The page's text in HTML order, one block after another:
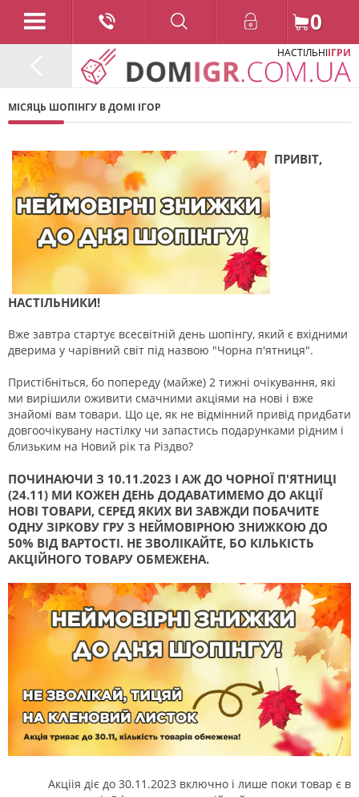
0
НАСТІЛЬНІІГРИ
МІСЯЦЬ ШОПІНГУ В ДОМІ ІГОР
ПРИВІТ,
НАСТІЛЬНИКИ!
Вже завтра стартує всесвітній день шопінгу, який є вхідними
дверима у чарівний світ під назвою "Чорна п'ятниця".
Пристібніться, бо попереду (майже) 2 тижні очікування, які
ми вирішили оживити смачними акціями на нові і вже
знайомі вам товари. Що це, як не відмінний привід придбати
довгоочікувану настілку чи запастись подарунками рідним і
близьким на Новий рік та Різдво?
ПОЧИНАЮЧИ З 10.11.2023 І АЖ ДО ЧОРНОЇ П'ЯТНИЦІ
(24.11) МИ КОЖЕН ДЕНЬ ДОДАВАТИМЕМО ДО АКЦІЇ
НОВІ ТОВАРИ, СЕРЕД ЯКИХ ВИ ЗАВЖДИ ПОБАЧИТЕ
ОДНУ ЗІРКОВУ ГРУ З НЕЙМОВІРНОЮ ЗНИЖКОЮ ДО
50% ВІД ВАРТОСТІ. НЕ ЗВОЛІКАЙТЕ, БО КІЛЬКІСТЬ
АКЦІЙНОГО ТОВАРУ ОБМЕЖЕНА.
Акціія діє до 30.11.2023 включно і лише поки товар є в